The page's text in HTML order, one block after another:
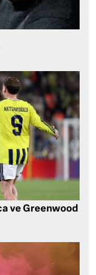
ve Greenwood